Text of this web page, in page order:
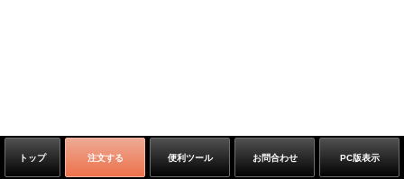
トップ 注文する 便利ツール お問合わせ PC版表示